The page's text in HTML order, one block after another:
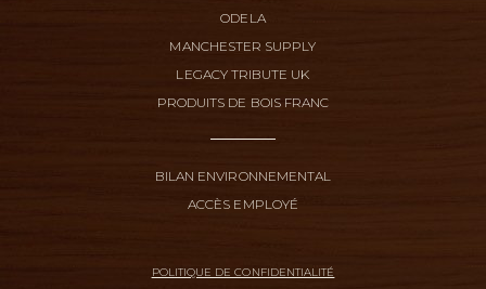
ODELA
MANCHESTER SUPPLY
LEGACY TRIBUTE UK
PRODUITS DE BOIS FRANC
BILAN ENVIRONNEMENTAL
ACCÈS EMPLOYÉ
POLITIQUE DE CONFIDENTIALITÉ